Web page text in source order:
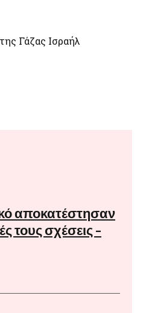
Γάζας Ισραήλ
αποκατέστησαν
τους σχέσεις –